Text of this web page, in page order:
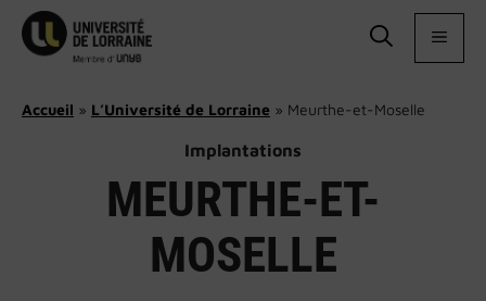
Aller
contenu
Accueil » L’Université de Lorraine » Meurthe-et-Moselle
Implantations
MEURTHE-ET-
MOSELLE